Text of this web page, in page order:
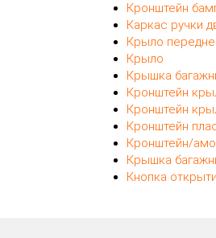
Кронштейн
Каркас ручки
Крыло
Крыло
Крышка
Кронштейн
Кронштейн
Кронштейн
Кронштейн/
Крышка
Кнопка